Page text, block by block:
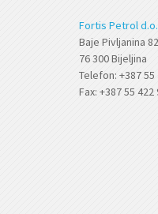
Fortis Petrol
Baje Pivljanina 82
76 300 Bijeljina
Telefon: +387 55
Fax: +387 55 422